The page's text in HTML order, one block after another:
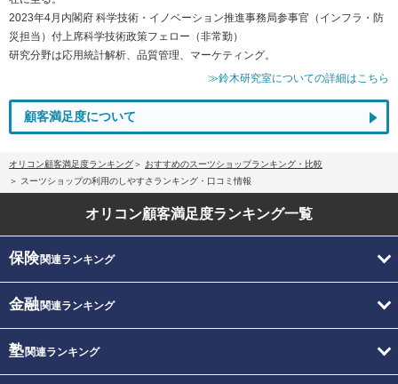
2023年4月内閣府 科学技術・イノベーション推進事務局参事官（インフラ・防
災担当）付上席科学技術政策フェロー（非常勤）
研究分野は応用統計解析、品質管理、マーケティング。
≫鈴木研究室についての詳細はこちら
顧客満足度について
オリコン顧客満足度ランキング
おすすめのスーツショップランキング・比較
スーツショップの利用のしやすさランキング・口コミ情報
オリコン顧客満足度ランキング一覧
保険関連ランキング
金融関連ランキング
塾関連ランキング